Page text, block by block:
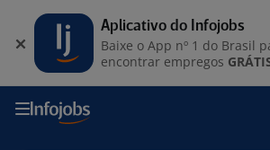
Aplicativo do Infojobs
Baixe o App nº 1 do Brasil
encontrar empregos